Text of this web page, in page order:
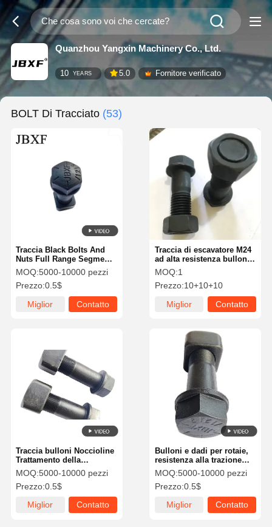
Quanzhou Yangxin Machinery Co., Ltd.
10 YEARS 5.0 Fornitore verificato
BOLT Di Tracciato (53)
Traccia Black Bolts And
Nuts Full Range Segmento
originale Bolt 15159727272
MOQ:5000-10000 pezzi
Prezzo:0.5$
Miglior
Contatto
Traccia di escavatore M24
ad alta resistenza bullone
e dadi Komatsu PC200
PC300 10,9 grado zincato
MOQ:1
Prezzo:10+10+10
Miglior
Contatto
Traccia bulloni Noccioline
Trattamento della
superficie piana
Protezione Strato
aggiuntivo Finitura grigio
MOQ:5000-10000 pezzi
Prezzo:0.5$
Miglior
Contatto
Bulloni e dadi per rotaie,
resistenza alla trazione
800-1000MPa, Codice HS
731815, Costruzione
ferroviaria
MOQ:5000-10000 pezzi
Prezzo:0.5$
Miglior
Contatto